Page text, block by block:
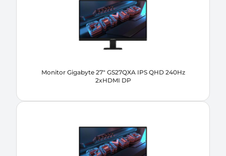
Monitor Gigabyte 27" GS27QXA IPS QHD 240Hz
2xHDMI DP